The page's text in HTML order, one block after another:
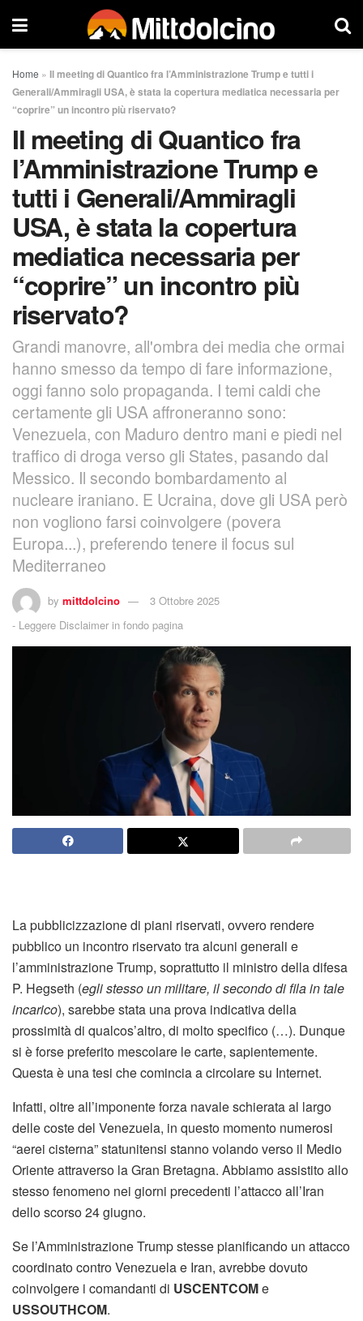
Home » Il meeting di Quantico fra l’Amministrazione Trump e tutti i
Generali/Ammiragli USA, è stata la copertura mediatica necessaria per
“coprire” un incontro più riservato?
Il meeting di Quantico fra
l’Amministrazione Trump e
tutti i Generali/Ammiragli
USA, è stata la copertura
mediatica necessaria per
“coprire” un incontro più
riservato?
Grandi manovre, all'ombra dei media che ormai
hanno smesso da tempo di fare informazione,
oggi fanno solo propaganda. I temi caldi che
certamente gli USA affroneranno sono:
Venezuela, con Maduro dentro mani e piedi nel
traffico di droga verso gli States, pasando dal
Messico. Il secondo bombardamento al
nucleare iraniano. E Ucraina, dove gli USA però
non vogliono farsi coinvolgere (povera
Europa...), preferendo tenere il focus sul
Mediterraneo
by mittdolcino
3 Ottobre 2025
- Leggere Disclaimer in fondo pagina
La pubblicizzazione di piani riservati, ovvero rendere
pubblico un incontro riservato tra alcuni generali e
l’amministrazione Trump, soprattutto il ministro della difesa
P. Hegseth (egli stesso un militare, il secondo di fila in tale
incarico), sarebbe stata una prova indicativa della
prossimità di qualcos’altro, di molto specifico (…). Dunque
si è forse preferito mescolare le carte, sapientemente.
Questa è una tesi che comincia a circolare su Internet.
Infatti, oltre all’imponente forza navale schierata al largo
delle coste del Venezuela, in questo momento numerosi
“aerei cisterna” statunitensi stanno volando verso il Medio
Oriente attraverso la Gran Bretagna. Abbiamo assistito allo
stesso fenomeno nei giorni precedenti l’attacco all’Iran
dello scorso 24 giugno.
Se l’Amministrazione Trump stesse pianificando un attacco
coordinato contro Venezuela e Iran, avrebbe dovuto
coinvolgere i comandanti di USCENTCOMe
USSOUTHCOM.